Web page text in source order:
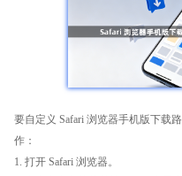
要自定义 Safari 浏览器手机版下载
作：
1. 打开 Safari 浏览器。